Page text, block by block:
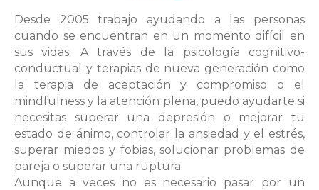
Desde 2005 trabajo ayudando a las personas
cuando se encuentran en un momento difícil en
sus vidas. A través de la psicología cognitivo-
conductual y terapias de nueva generación como
la terapia de aceptación y compromiso o el
mindfulness y la atención plena, puedo ayudarte si
necesitas superar una depresión o mejorar tu
estado de ánimo, controlar la ansiedad y el estrés,
superar miedos y fobias, solucionar problemas de
pareja o superar una ruptura.
Aunque a veces no es necesario pasar por un